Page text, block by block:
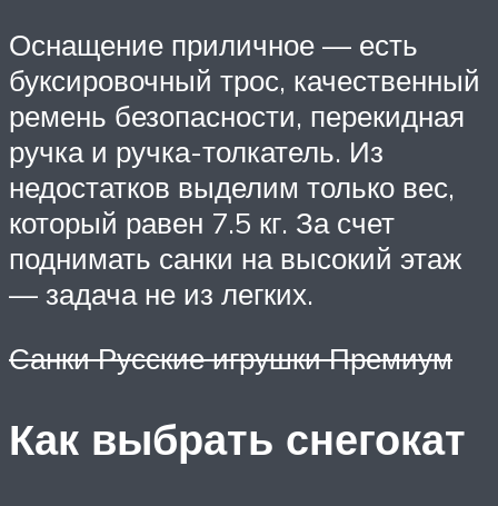
Оснащение приличное — есть
буксировочный трос, качественный
ремень безопасности, перекидная
ручка и ручка-толкатель. Из
недостатков выделим только вес,
который равен 7.5 кг. За счет
поднимать санки на высокий этаж
— задача не из легких.
Санки Русские игрушки Премиум
Как выбрать снегокат